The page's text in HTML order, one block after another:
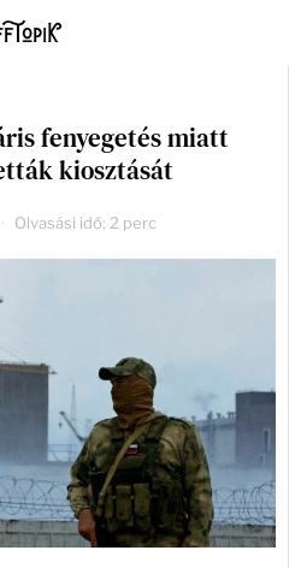
fenyegetés miatt
kiosztását
Olvasási idő: 2 perc